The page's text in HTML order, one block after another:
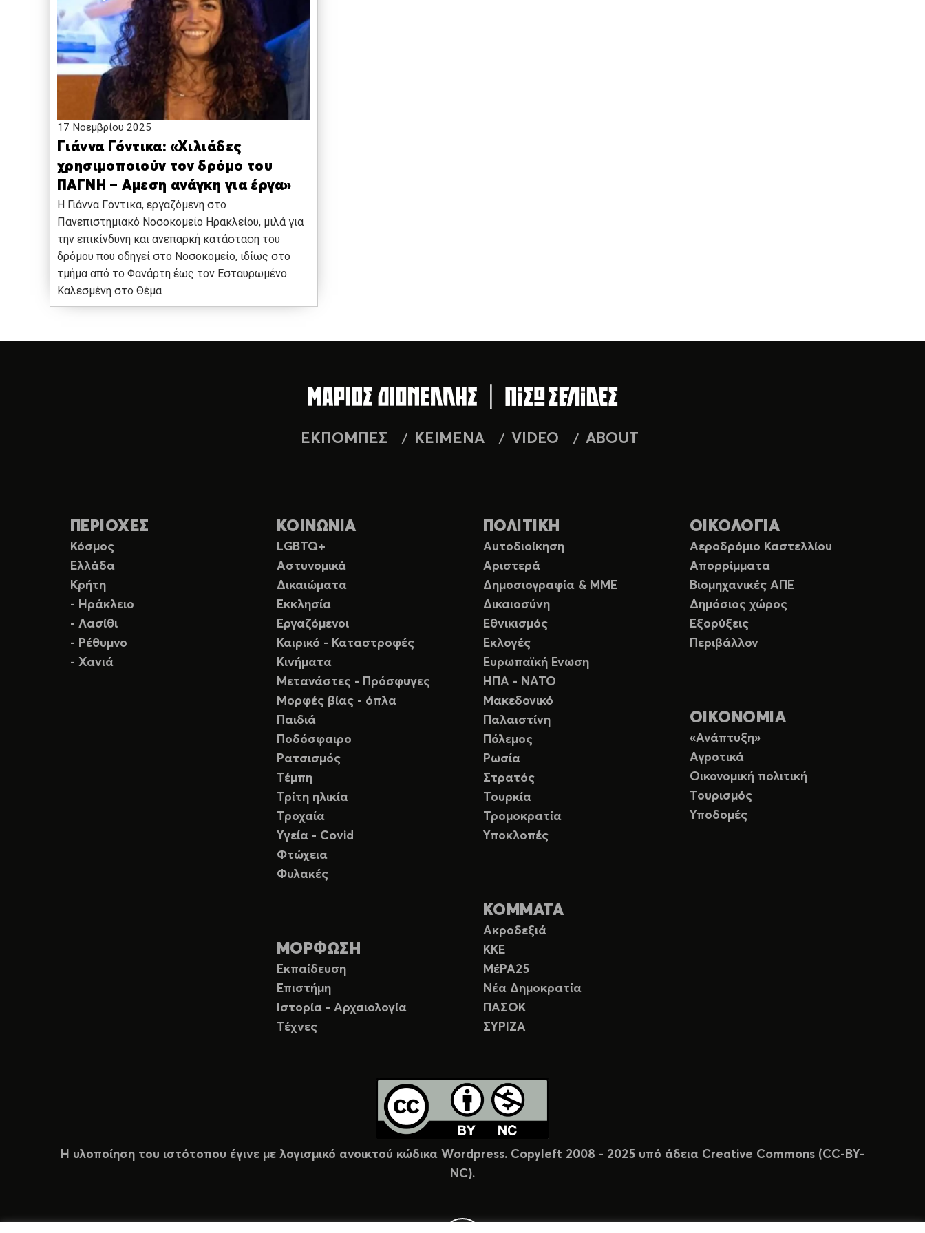
17 Νοεμβρίου 2025
Γιάννα Γόντικα: «Χιλιάδες
χρησιμοποιούν τον δρόμο του
ΠΑΓΝΗ – Αμεση ανάγκη για έργα»
Η Γιάννα Γόντικα, εργαζόμενη στο
Πανεπιστημιακό Νοσοκομείο Ηρακλείου, μιλά για
την επικίνδυνη και ανεπαρκή κατάσταση του
δρόμου που οδηγεί στο Νοσοκομείο, ιδίως στο
τμήμα από το Φανάρτη έως τον Εσταυρωμένο.
Καλεσμένη στο Θέμα
ΕΚΠΟΜΠΕΣ ΚΕΙΜΕΝΑ VIDEO ABOUT
ΠΕΡΙΟΧΕΣ
Κόσμος
Ελλάδα
Κρήτη
- Ηράκλειο
- Λασίθι
- Ρέθυμνο
- Χανιά
ΚΟΙΝΩΝΙΑ
LGBTQ+
Αστυνομικά
Δικαιώματα
Εκκλησία
Εργαζόμενοι
Καιρικό - Καταστροφές
Κινήματα
Μετανάστες - Πρόσφυγες
Μορφές βίας - όπλα
Παιδιά
Ποδόσφαιρο
Ρατσισμός
Τέμπη
Τρίτη ηλικία
Τροχαία
Υγεία - Covid
Φτώχεια
Φυλακές
ΜΟΡΦΩΣΗ
Εκπαίδευση
Επιστήμη
Ιστορία - Αρχαιολογία
Τέχνες
ΠΟΛΙΤΙΚΗ
Αυτοδιοίκηση
Αριστερά
Δημοσιογραφία & ΜΜΕ
Δικαιοσύνη
Εθνικισμός
Εκλογές
Ευρωπαϊκή Ενωση
ΗΠΑ - ΝΑΤΟ
Μακεδονικό
Παλαιστίνη
Πόλεμος
Ρωσία
Στρατός
Τουρκία
Τρομοκρατία
Υποκλοπές
ΚΟΜΜΑΤΑ
Ακροδεξιά
ΚΚΕ
ΜέΡΑ25
Νέα Δημοκρατία
ΠΑΣΟΚ
ΣΥΡΙΖΑ
ΟΙΚΟΛΟΓΙΑ
Αεροδρόμιο Καστελλίου
Απορρίμματα
Βιομηχανικές ΑΠΕ
Δημόσιος χώρος
Εξορύξεις
Περιβάλλον
ΟΙΚΟΝΟΜΙΑ
«Ανάπτυξη»
Αγροτικά
Οικονομική πολιτική
Τουρισμός
Υποδομές
Η υλοποίηση του ιστότοπου έγινε με λογισμικό ανοικτού κώδικα Wordpress. Copyleft 2008 - 2025 υπό άδεια Creative Commons (CC-BY-
NC).